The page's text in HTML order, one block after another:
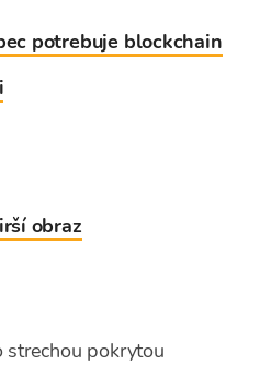
potrebuje blockchain
obraz
strechou pokrytou